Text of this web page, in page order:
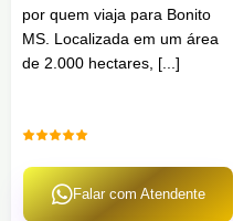
por quem viaja para Bonito
MS. Localizada em um área
de 2.000 hectares, [...]
Falar com Atendente